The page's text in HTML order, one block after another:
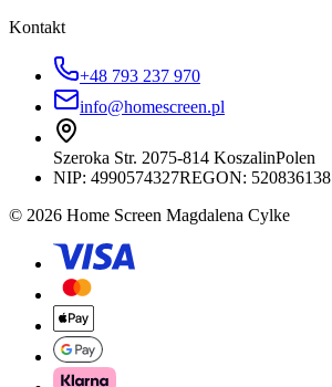
Kontakt
+48 793 237 970
info@homescreen.pl
Szeroka Str. 2075-814 KoszalinPolen
NIP: 4990574327REGON: 520836138
© 2026 Home Screen Magdalena Cylke